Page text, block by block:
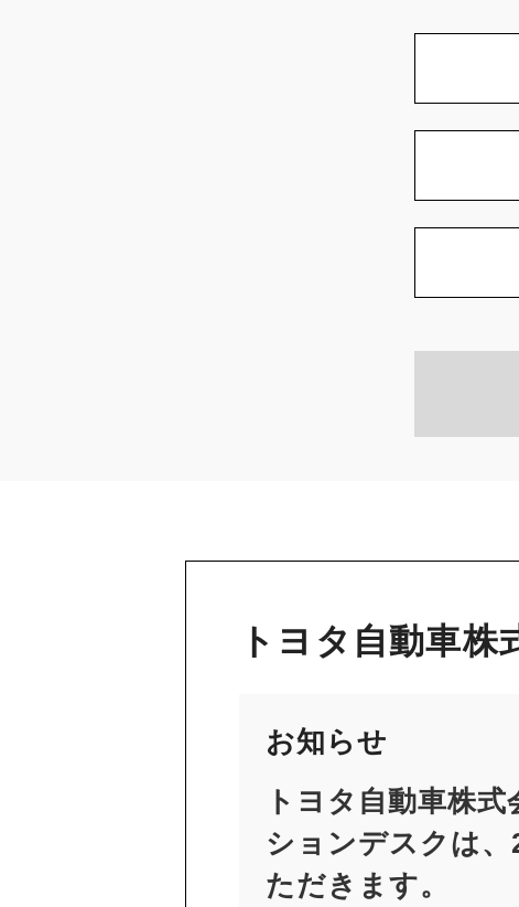
トヨタ自動車
お知らせ
トヨタ自動車株
ションデスクは
ただきます。